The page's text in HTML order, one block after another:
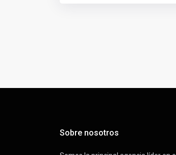
Sobre nosotros